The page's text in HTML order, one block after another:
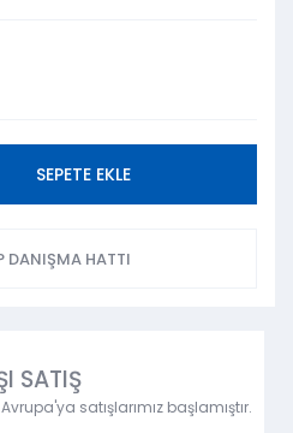
SEPETE EKLE
DANIŞMA HATTI
SATIŞ
satışlarımız başlamıştır.